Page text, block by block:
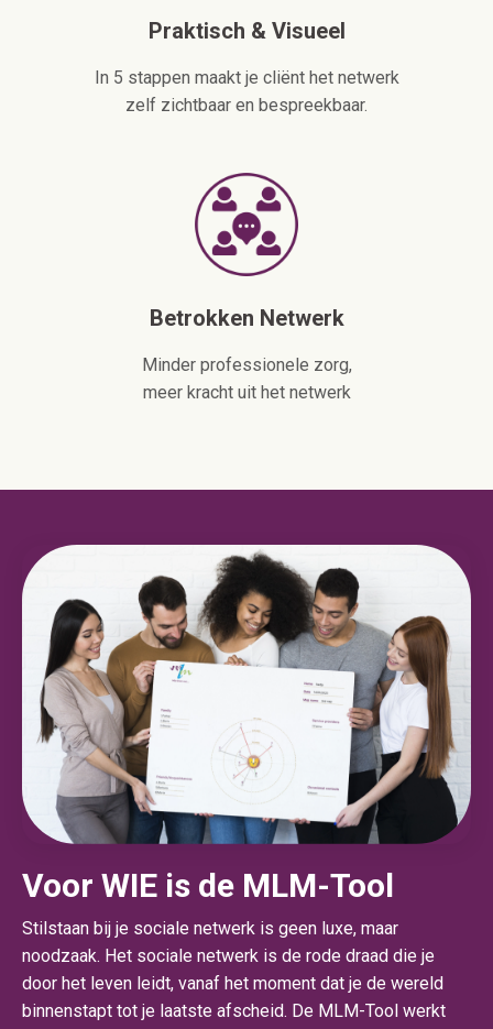
Praktisch & Visueel
In 5 stappen maakt je cliënt het netwerk
zelf zichtbaar en bespreekbaar.
Betrokken Netwerk
Minder professionele zorg,
meer kracht uit het netwerk
Voor WIE is de MLM-Tool
Stilstaan bij je sociale netwerk is geen luxe, maar
noodzaak. Het sociale netwerk is de rode draad die je
door het leven leidt, vanaf het moment dat je de wereld
binnenstapt tot je laatste afscheid. De MLM-Tool werkt